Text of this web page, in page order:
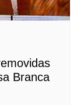
Branca